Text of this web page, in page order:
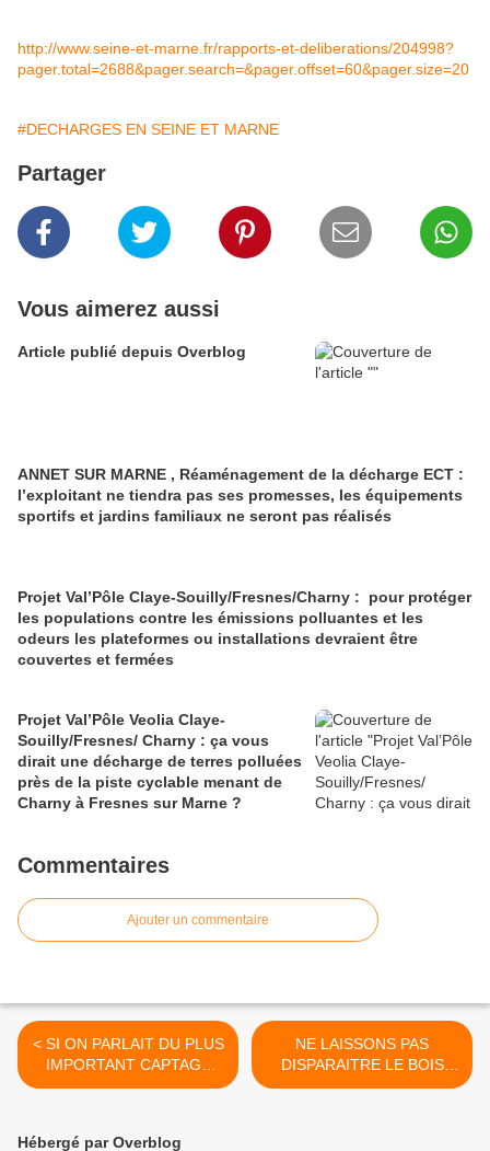
http://www.seine-et-marne.fr/rapports-et-deliberations/204998?
pager.total=2688&pager.search=&pager.offset=60&pager.size=20
#DECHARGES EN SEINE ET MARNE
Partager
Vous aimerez aussi
Article publié depuis Overblog
ANNET SUR MARNE , Réaménagement de la décharge ECT :
l’exploitant ne tiendra pas ses promesses, les équipements
sportifs et jardins familiaux ne seront pas réalisés
Projet Val’Pôle Claye-Souilly/Fresnes/Charny : pour protéger
les populations contre les émissions polluantes et les
odeurs les plateformes ou installations devraient être
couvertes et fermées
Projet Val’Pôle Veolia Claye-
Souilly/Fresnes/ Charny : ça vous
dirait une décharge de terres polluées
près de la piste cyclable menant de
Charny à Fresnes sur Marne ?
Commentaires
Ajouter un commentaire
< SI ON PARLAIT DU PLUS
IMPORTANT CAPTAGE
D'EAU DE SEINE ET
NE LAISSONS PAS
DISPARAITRE LE BOIS
GRATUEL QUI BORDE
Hébergé par Overblog